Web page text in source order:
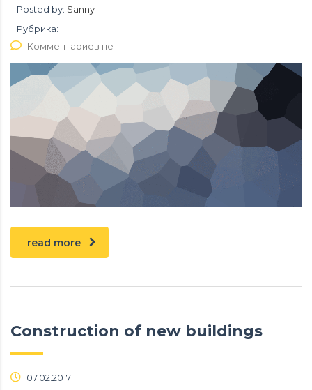
Posted by: Sanny
Рубрика:
Комментариев нет
read more
Construction of new buildings
07.02.2017